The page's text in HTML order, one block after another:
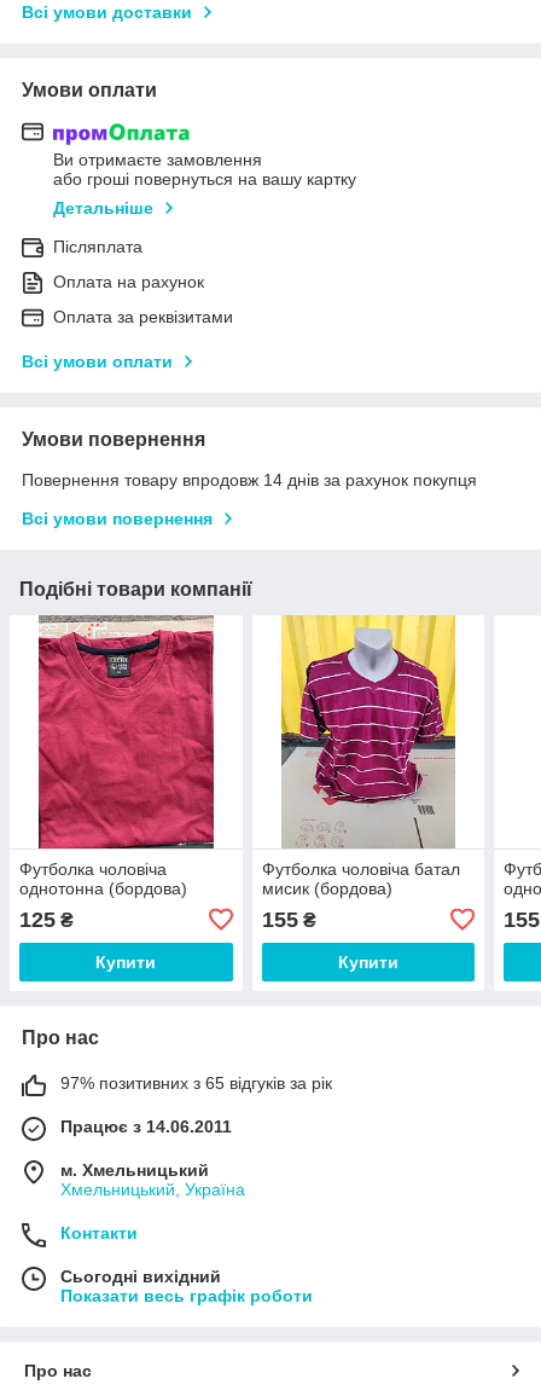
Всі умови доставки
Умови оплати
Ви отримаєте замовлення
або гроші повернуться на вашу картку
Детальніше
Післяплата
Оплата на рахунок
Оплата за реквізитами
Всі умови оплати
Умови повернення
Повернення товару впродовж 14 днів за рахунок покупця
Всі умови повернення
Подібні товари компанії
Футболка чоловіча
однотонна (бордова)
125 ₴
Купити
Футболка чоловіча батал
мисик (бордова)
155₴
Купити
155
Про нас
97% позитивних з 65 відгуків за рік
Працює з 14.06.2011
м. Хмельницький
Хмельницький, Україна
Контакти
Сьогодні вихідний
Показати весь графік роботи
Про нас